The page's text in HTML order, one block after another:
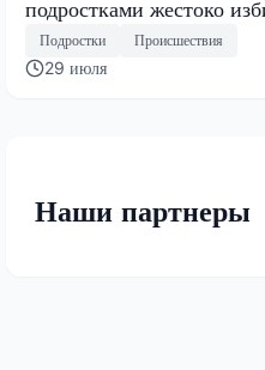
подростками жестоко
Подростки Происшествия
29 июля
Наши партнеры